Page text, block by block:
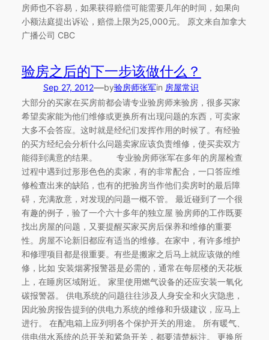
房师也不容易，如果获得赔偿可能需要几年的时间，如果向
小额法庭提出诉讼，赔偿上限为25,000元。 原文来自加拿大
广播公司 CBC
验房之后的下一步该做什么？
Sep 27, 2012—by验房师张军in 房屋常识
大部分的买家在买房前都会请专业验房师来验房，很多买家
希望卖家能为他们维修或更换所有出现问题的东西，可卖家
大多不会答应。这时就是经纪们发挥作用的时候了。有经验
的买方经纪会分析什么问题卖家应该负责维修，使买卖双方
能得到满意的结果。 专业验房师张军在多年的房屋检查
过程中遇到过形形色色的卖家，有的非常配合，一口答应维
修检查出来的缺陷，也有的把验房当作他们卖房时的最后障
碍，充满敌意，对发现的问题一概不管。 最近碰到了一个很
有趣的例子，验了一个六十多年的独立屋 验房师的工作既要
找出房屋的问题，又要提醒买家买房后保养和维修的重要
性。房屋不论新旧都应有适当的维修。在家中，有许多维护
和修理项目都是很重要。有些是搬家之后马上就应该做的维
修，比如 安装烟雾报警器是必需的，通常在每层楼的天花板
上，在睡房区域附近。 家里使用燃气设备的还应安装一氧化
碳报警器。 供电系统的问题往往涉及人身安全和火灾隐患，
因此验房报告提到的供电力系统的维修和升级建议，应马上
进行。 在配电箱上应列明各个保护开关的用途。 所有暖气、
供电供水系统的总开关和紧急开关，都要清楚标注。 更换所